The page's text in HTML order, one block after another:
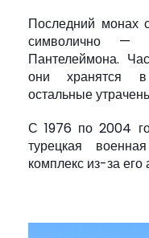
Последний монах
символично —
Пантелеймона.
они хранятся в
остальные
С 1976 по 2004
турецкая
комплекс из-за его